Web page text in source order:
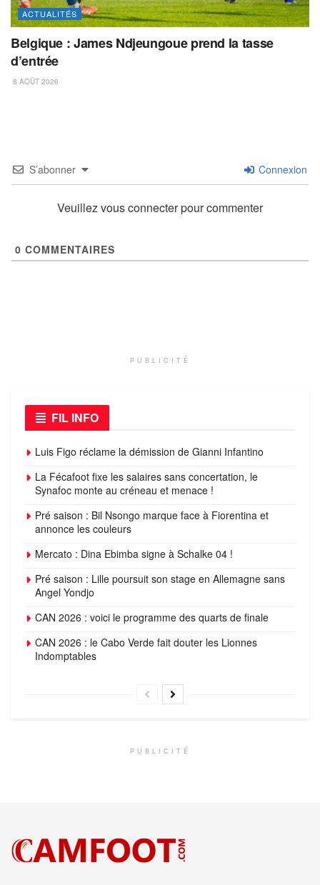
ACTUALITÉS
Belgique : James Ndjeungoue prend la tasse
d’entrée
8 AOÛT 2026
S’abonner Connexion
Veuillez vous connecter pour commenter
0 COMMENTAIRES
PUBLICITÉ
FIL INFO
Luis Figo réclame la démission de Gianni Infantino
La Fécafoot fixe les salaires sans concertation, le
Synafoc monte au créneau et menace !
Pré saison : Bil Nsongo marque face à Fiorentina et
annonce les couleurs
Mercato : Dina Ebimba signe à Schalke 04 !
Pré saison : Lille poursuit son stage en Allemagne sans
Angel Yondjo
CAN 2026 : voici le programme des quarts de finale
CAN 2026 : le Cabo Verde fait douter les Lionnes
Indomptables
PUBLICITÉ